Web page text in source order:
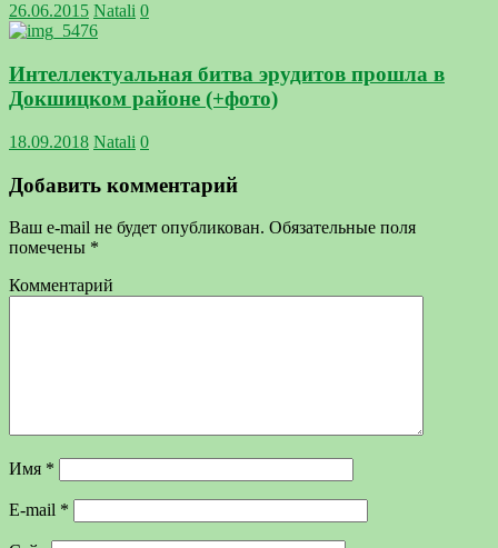
26.06.2015 Natali 0
Интеллектуальная битва эрудитов прошла в
Докшицком районе (+фото)
18.09.2018 Natali 0
Добавить комментарий
Ваш e-mail не будет опубликован. Обязательные поля
помечены *
Комментарий
Имя *
E-mail *